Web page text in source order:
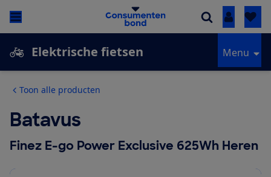
Inloggen
Elektrische fietsen Menu
Toon alle producten
Batavus
Finez E-go Power Exclusive 625Wh Heren